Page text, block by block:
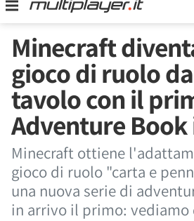
Minecraft
gioco di ruolo da
tavolo con il
Adventure
Minecraft ottiene
gioco di ruolo "carta e
una nuova serie di
in arrivo il primo: vediamo